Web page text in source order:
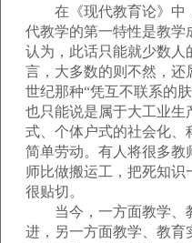
在《现代教育论》中
代教学的第一特性是教学
认为，此话只能就少数人
言，大多数的则不然，还
世纪那种“凭互不联系的
也只能说是属于大工业生
式、个体户式的社会化、
简单劳动。有人将很多教
师比做搬运工，把死知识
很贴切。
当今，一方面教学、
进，另一方面教学、教育